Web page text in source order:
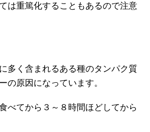
は重篤化することもあるので注意
多く含まれるある種のタンパク質
の原因になっています。
べてから３～８時間ほどしてから